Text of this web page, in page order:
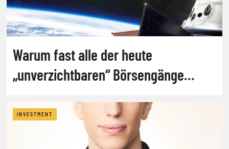
Warum fast alle der heute
„unverzichtbaren“ Börsengänge
INVESTMENT